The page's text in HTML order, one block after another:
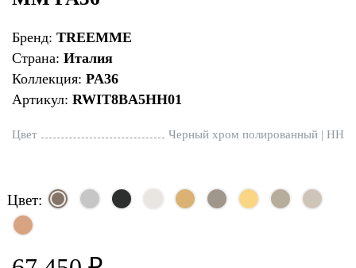
Бренд: TREEMME
Страна: Италия
Коллекция: PA36
Артикул: RWIT8BA5HH01
Цвет Черный хром полированный | HH
Цвет: